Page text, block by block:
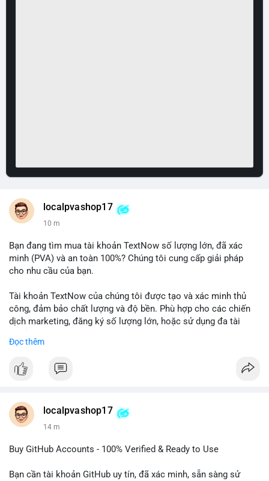
localpvashop17
10 m
Bạn đang tìm mua tài khoản TextNow số lượng lớn, đã xác
minh (PVA) và an toàn 100%? Chúng tôi cung cấp giải pháp
cho nhu cầu của bạn.
Tài khoản TextNow của chúng tôi được tạo và xác minh thủ
công, đảm bảo chất lượng và độ bền. Phù hợp cho các chiến
dịch marketing, đăng ký số lượng lớn, hoặc sử dụng đa tài
chúng tôi qua:
- Email: localpvashop@gmail.com
dịch vụ chuyên nghiệp!
#buytextnowaccounts #pva #textnow
Đọc thêm
localpvashop17
14 m
Buy GitHub Accounts - 100% Verified & Ready to Use
Bạn cần tài khoản GitHub uy tín, đã xác minh, sẵn sàng sử